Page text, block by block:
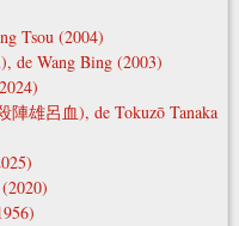
Tsou (2004)
de Wang Bing (2003)
陣雄呂血), de Tokuzō Tanaka